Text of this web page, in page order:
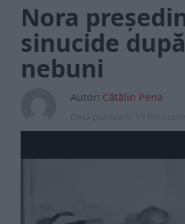
Nora
sinucide
nebuni
Autor: Cătălin Pena